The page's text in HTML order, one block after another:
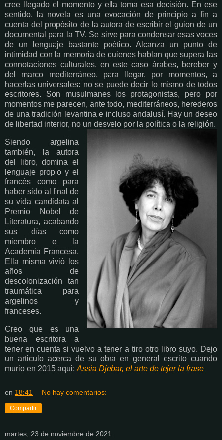
cree llegado el momento y ella toma esa decisión. En ese
sentido, la novela es una evocación de principio a fin a
cuenta del propósito de la autora de escribir el guion de un
documental para la TV. Se sirve para condensar esas voces
de un lenguaje bastante poético. Alcanza un punto de
intimidad con la memoria de quienes hablan que supera las
connotaciones culturales, en este caso árabes, bereber y
del marco mediterráneo, para llegar, por momentos, a
hacerlas universales: no se puede decir lo mismo de todos
escritores. Son musulmanes los protagonistas, pero por
momentos me parecen, ante todo, mediterráneos, herederos
de una tradición levantina e incluso andalusí. Hay un deseo
de libertad interior, no un desvelo por la política o la religión.
Siendo argelina
también, la autora
del libro, domina el
lenguaje propio y el
francés como para
haber sido al final de
su vida candidata al
Premio Nobel de
Literatura, acabando
sus días como
miembro e la
Academia Francesa.
Ella misma vivió los
años de
descolonización tan
traumática para
argelinos y
franceses.
Creo que es una
buena escritora a
tener en cuenta si vuelvo a tener a tiro otro libro suyo. Dejo
un articulo acerca de su obra en general escrito cuando
murio en 2015 aqui: Assia Djebar, el arte de tejer la frase
en 18:41 No hay comentarios:
Compartir
martes, 23 de noviembre de 2021